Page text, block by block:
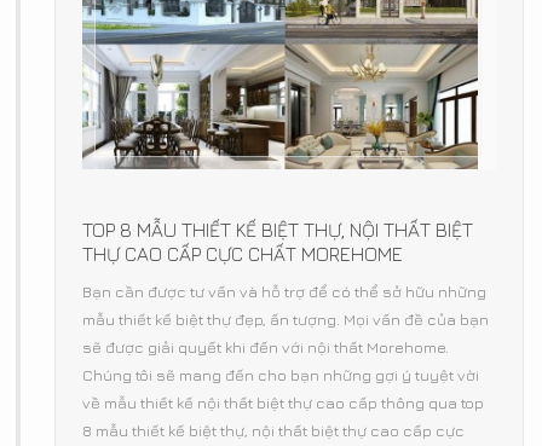
TOP 8 MẪU THIẾT KẾ BIỆT THỰ, NỘI THẤT BIỆT
THỰ CAO CẤP CỰC CHẤT MOREHOME
Bạn cần được tư vấn và hỗ trợ để có thể sở hữu những
mẫu thiết kế biệt thự đẹp, ấn tượng. Mọi vấn đề của bạn
sẽ được giải quyết khi đến với nội thất Morehome.
Chúng tôi sẽ mang đến cho bạn những gợi ý tuyệt vời
về mẫu thiết kế nội thất biệt thự cao cấp thông qua top
8 mẫu thiết kế biệt thự, nội thất biệt thự cao cấp cực